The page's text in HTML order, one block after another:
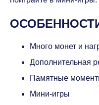
Много монет и
Дополнительная
Памятные
Мини-игры